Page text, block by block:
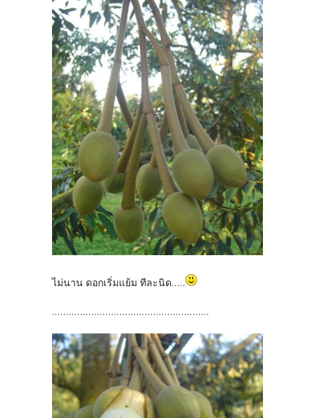
ไม่นาน ดอกเริ่มแย้ม ทีละนิด.....
........................................................